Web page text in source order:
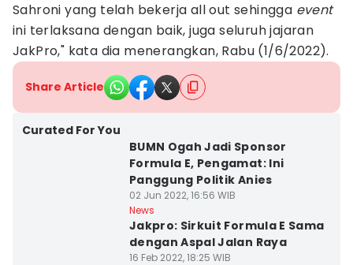
Sahroni yang telah bekerja all out sehingga event
ini terlaksana dengan baik, juga seluruh jajaran
JakPro," kata dia menerangkan, Rabu (1/6/2022).
Share Article
Curated For You
BUMN Ogah Jadi Sponsor
Formula E, Pengamat: Ini
Panggung Politik Anies
02 Jun 2022, 16:56 WIB
News
Jakpro: Sirkuit Formula E Sama
dengan Aspal Jalan Raya
16 Feb 2022, 18:25 WIB